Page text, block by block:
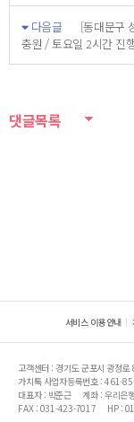
다음글
[동대문구
충원 / 토요일 2시간 진
댓글목록
서비스 이용안내
고객센터 : 경기도 군포시 광정
가치톡 사업자등록번호 : 461-
대표자 : 박준근
계좌 : 우리은
FAX : 031-423-7017
HP :